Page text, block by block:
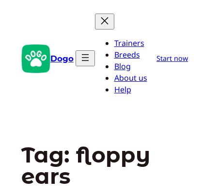
conteúdo Dogo
Trainers
Breeds
Blog
About us
Help
Start now
Tag: floppy
ears